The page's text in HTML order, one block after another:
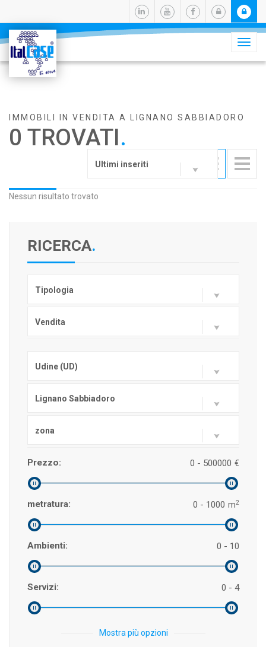
IMMOBILI IN VENDITA A LIGNANO SABBIADORO
0 TROVATI.
Ultimi inseriti
Nessun risultato trovato
RICERCA.
Tipologia
Vendita
Udine (UD)
Lignano Sabbiadoro
zona
Prezzo: €
0 - 500000
metratura: m2
0 - 1000
Ambienti: 0 - 10
Servizi: 0 - 4
Mostra più opzioni